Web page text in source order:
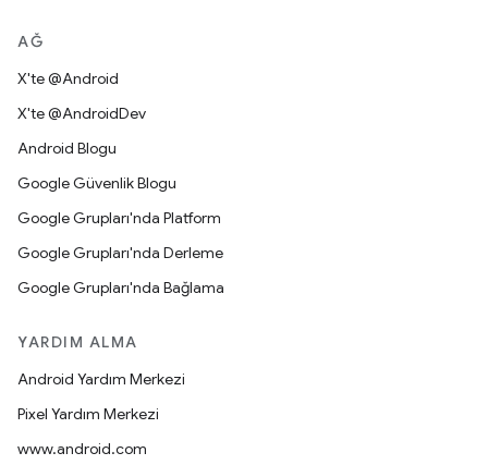
AĞ
X'te @Android
X'te @AndroidDev
Android Blogu
Google Güvenlik Blogu
Google Grupları'nda Platform
Google Grupları'nda Derleme
Google Grupları'nda Bağlama
YARDIM ALMA
Android Yardım Merkezi
Pixel Yardım Merkezi
www.android.com